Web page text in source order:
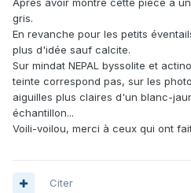
Après avoir montré cette pièce à
gris.
En revanche pour les petits
plus d'idée sauf calcite.
Sur mindat NEPAL byssolite et
teinte correspond pas, sur les
aiguilles plus claires d'un blanc-
échantillon...
Voili-voilou, merci à ceux qui ont
Citer